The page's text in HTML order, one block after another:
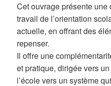
Cet ouvrage présente
travail de l’orientation
actuelle, en offrant des
repenser.
Il offre une
et pratique, dirigée vers
l’école vers un système